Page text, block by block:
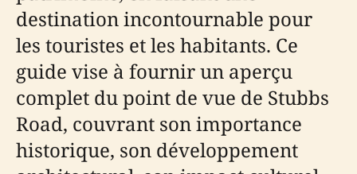
destination incontournable pour
les touristes et les habitants. Ce
guide vise à fournir un aperçu
complet du point de vue de Stubbs
Road, couvrant son importance
historique, son développement